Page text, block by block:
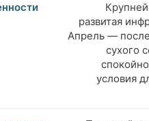
развитая
Апрель —
сухого
условия